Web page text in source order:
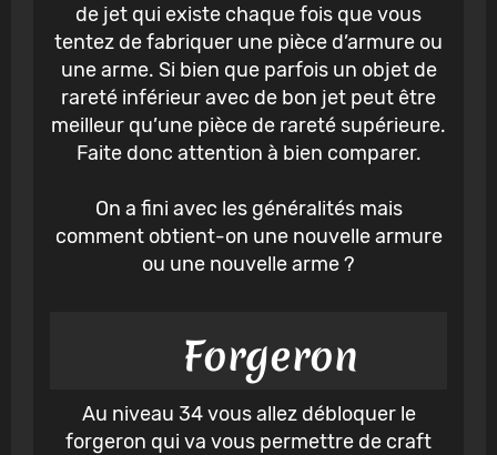
de jet qui existe chaque fois que vous
tentez de fabriquer une pièce d’armure ou
une arme. Si bien que parfois un objet de
rareté inférieur avec de bon jet peut être
meilleur qu’une pièce de rareté supérieure.
Faite donc attention à bien comparer.
On a fini avec les généralités mais
comment obtient-on une nouvelle armure
ou une nouvelle arme ?
Forgeron
Au niveau 34 vous allez débloquer le
forgeron qui va vous permettre de craft